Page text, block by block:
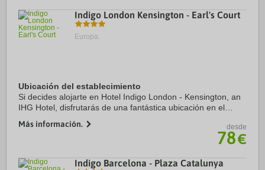
Indigo London Kensington - Earl's Court
Europa.
Ubicación del establecimiento
Si decides alojarte en Hotel Indigo London - Kensington, an
IHG Hotel, disfrutarás de una fantástica ubicación en el
Kensington High Street y Museo de ...
Más información. desde
78€
Indigo Barcelona - Plaza Catalunya